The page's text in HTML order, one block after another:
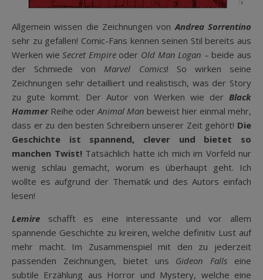
Allgemein wissen die Zeichnungen von Andrea Sorrentino
sehr zu gefallen! Comic-Fans kennen seinen Stil bereits aus
Werken wieSecret Empireoder Old Man Logan – beide aus
der Schmiede von Marvel Comics! So wirken seine
Zeichnungen sehr detailliert und realistisch, was der Story
zu gute kommt. Der Autor von Werken wie der Black
HammerReihe oder Animal Man beweist hier einmal mehr,
dass er zu den besten Schreibern unserer Zeit gehört! Die
Geschichte ist spannend, clever und bietet so
manchen Twist!Tatsächlich hatte ich mich im Vorfeld nur
wenig schlau gemacht, worum es überhaupt geht. Ich
wollte es aufgrund der Thematik und des Autors einfach
lesen!
Lemire schafft es eine interessante und vor allem
spannende Geschichte zu kreiren, welche definitiv Lust auf
mehr macht. Im Zusammenspiel mit den zu jederzeit
passenden Zeichnungen, bietet uns Gideon Falls eine
subtile Erzählung aus Horror und Mystery, welche eine